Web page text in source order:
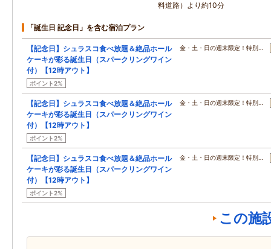
料道路）より約10分
「誕生日 記念日」を含む宿泊プラン
【記念日】シュラスコ食べ放題＆絶品ホール
ケーキが彩る誕生日（スパークリングワイン
付）【12時アウト】
ポイント2%
金・土・日の週末限定！特別…
【記念日】シュラスコ食べ放題＆絶品ホール
ケーキが彩る誕生日（スパークリングワイン
付）【12時アウト】
ポイント2%
金・土・日の週末限定！特別…
【記念日】シュラスコ食べ放題＆絶品ホール
ケーキが彩る誕生日（スパークリングワイン
付）【12時アウト】
ポイント2%
金・土・日の週末限定！特別…
この施